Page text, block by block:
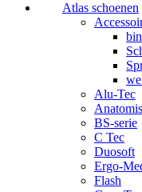
Atlas schoenen
Alu-Tec
BS-serie
C Tec
Duosoft
Ergo-
Flash